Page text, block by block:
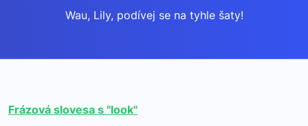
Wau, Lily, podívej se na tyhle šaty!
Frázová slovesa s "look"